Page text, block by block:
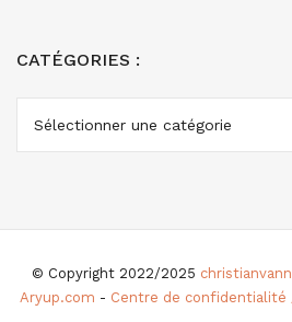
CATÉGORIES :
CATÉGORIES
© Copyright 2022/2025
Aryup.com - Centre de confidentialité